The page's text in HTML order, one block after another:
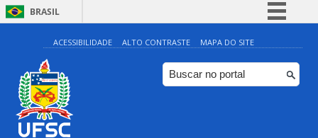
BRASIL
Simplifique!
Comunica BR
Participe
ACESSIBILIDADE ALTO CONTRASTE MAPA DO SITE